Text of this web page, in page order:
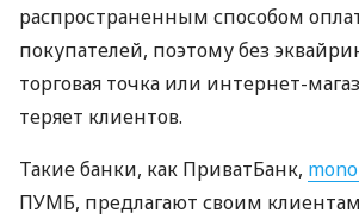
распространенным способом
покупателей, поэтому без
торговая точка или интернет-
теряет клиентов.
Такие банки, как ПриватБанк,
ПУМБ, предлагают своим